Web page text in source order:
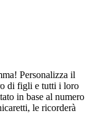
Personalizza il
di figli e tutti i loro
in base al numero
le ricorderà